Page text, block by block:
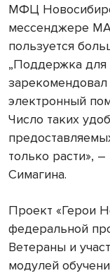
МФЦ
мессенджере
пользуется
„Поддержка
электронный
Число таких
только расти»,
Симагина.
Проект «Герои
федеральной
Ветераны и
модулей